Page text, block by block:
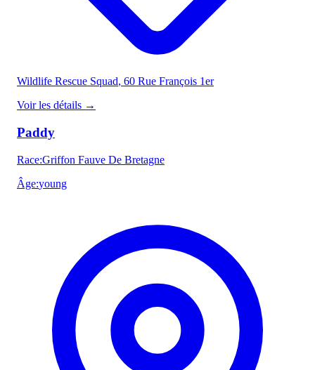
Wildlife Rescue Squad, 60 Rue François 1er
Voir les détails →
Paddy
Race:Griffon Fauve De Bretagne
Âge:young